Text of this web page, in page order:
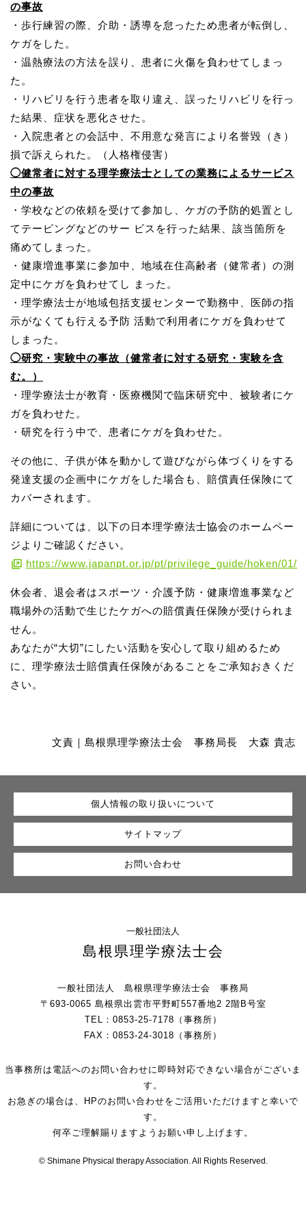
の事故
・歩行練習の際、介助・誘導を怠ったため患者が転倒し、
ケガをした。
・温熱療法の方法を誤り、患者に火傷を負わせてしまっ
た。
・リハビリを行う患者を取り違え、誤ったリハビリを行っ
た結果、症状を悪化させた。
・入院患者との会話中、不用意な発言により名誉毀（き）
損で訴えられた。（人格権侵害）
◯健常者に対する理学療法士としての業務によるサービス
中の事故
・学校などの依頼を受けて参加し、ケガの予防的処置とし
てテーピングなどのサー ビスを行った結果、該当箇所を
痛めてしまった。
・健康増進事業に参加中、地域在住高齢者（健常者）の測
定中にケガを負わせてし まった。
・理学療法士が地域包括支援センターで勤務中、医師の指
示がなくても行える予防 活動で利用者にケガを負わせて
しまった。
◯研究・実験中の事故（健常者に対する研究・実験を含
む。）
・理学療法士が教育・医療機関で臨床研究中、被験者にケ
ガを負わせた。
・研究を行う中で、患者にケガを負わせた。
その他に、子供が体を動かして遊びながら体づくりをする
発達支援の企画中にケガをした場合も、賠償責任保険にて
カバーされます。
詳細については、以下の日本理学療法士協会のホームペー
ジよりご確認ください。
https://www.japanpt.or.jp/pt/privilege_guide/hoken/01/
休会者、退会者はスポーツ・介護予防・健康増進事業など
職場外の活動で生じたケガへの賠償責任保険が受けられま
せん。
あなたが“大切”にしたい活動を安心して取り組めるため
に、理学療法士賠償責任保険があることをご承知おきくだ
さい。
文責｜島根県理学療法士会 事務局長 大森 貴志
個人情報の取り扱いについて
サイトマップ
お問い合わせ
一般社団法人
島根県理学療法士会
一般社団法人 島根県理学療法士会 事務局
〒693-0065 島根県出雲市平野町557番地2 2階B号室
TEL：0853-25-7178（事務所）
FAX：0853-24-3018（事務所）
当事務所は電話へのお問い合わせに即時対応できない場合がございま
す。
お急ぎの場合は、HPのお問い合わせをご活用いただけますと幸いで
す。
何卒ご理解賜りますようお願い申し上げます。
© Shimane Physical therapy Association. All Rights Reserved.